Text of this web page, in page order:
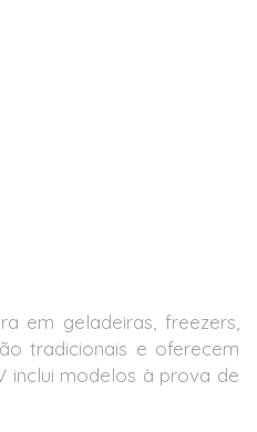
em geladeiras, freezers,
tradicionais e oferecem
inclui modelos à prova de